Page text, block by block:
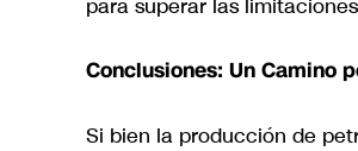
para superar las
Conclusiones: Un Camino
Si bien la producción de